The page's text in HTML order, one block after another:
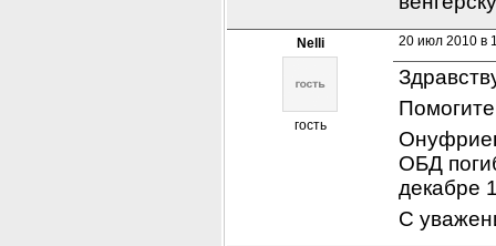
Nelli
гость
20 июл 2010 в
ОБД
декабре
С